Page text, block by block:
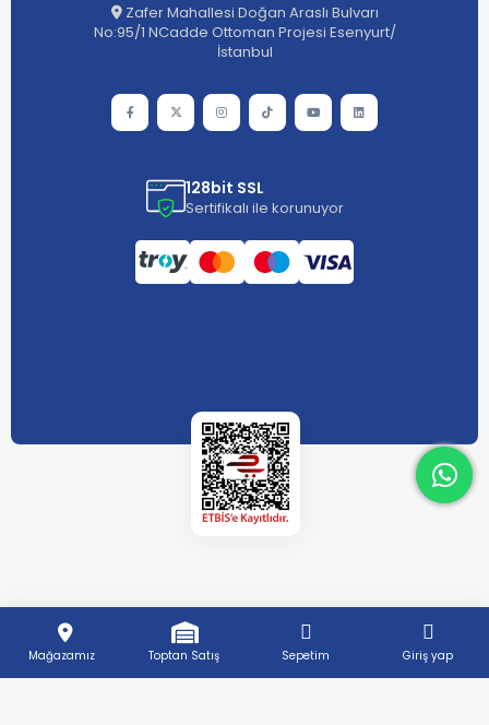
Mağazamız Toptan Satış Sepetim Giriş yap
Zafer Mahallesi Doğan Araslı Bulvarı
No:95/1 NCadde Ottoman Projesi Esenyurt/
İstanbul
128bit SSL
Sertifikalı ile korunuyor